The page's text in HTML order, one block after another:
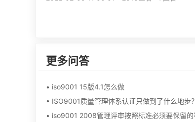
更多问答
• iso9001 15版4.1怎么做
• ISO9001质量管理体系认证只做到了什么地步？